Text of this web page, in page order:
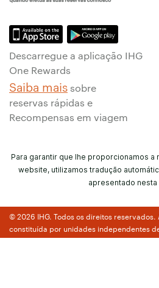
Descarregue a aplicação IHG
One Rewards
Saiba mais sobre
reservas rápidas e
Recompensas em viagem
Para garantir que lhe proporcionamos a
website, utilizamos tradução
apresentado nesta
© 2026 IHG. Todos os direitos reservados.
constituída por unidades independentes